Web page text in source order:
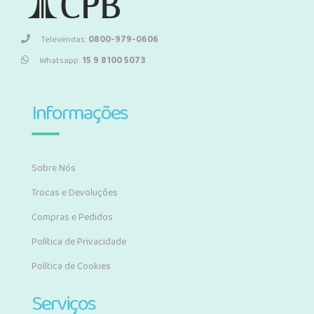
Televendas:0800-979-0606
Whatsapp:15 9 8100 5073
Informações
Sobre Nós
Trocas e Devoluções
Compras e Pedidos
Política de Privacidade
Política de Cookies
Serviços